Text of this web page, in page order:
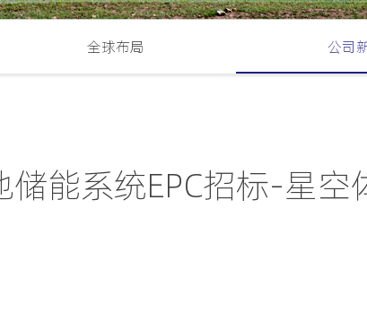
全球布局 公司
储能系统EPC招标-星